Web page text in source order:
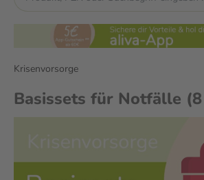
Krisenvorsorge
Basissets für Notfälle